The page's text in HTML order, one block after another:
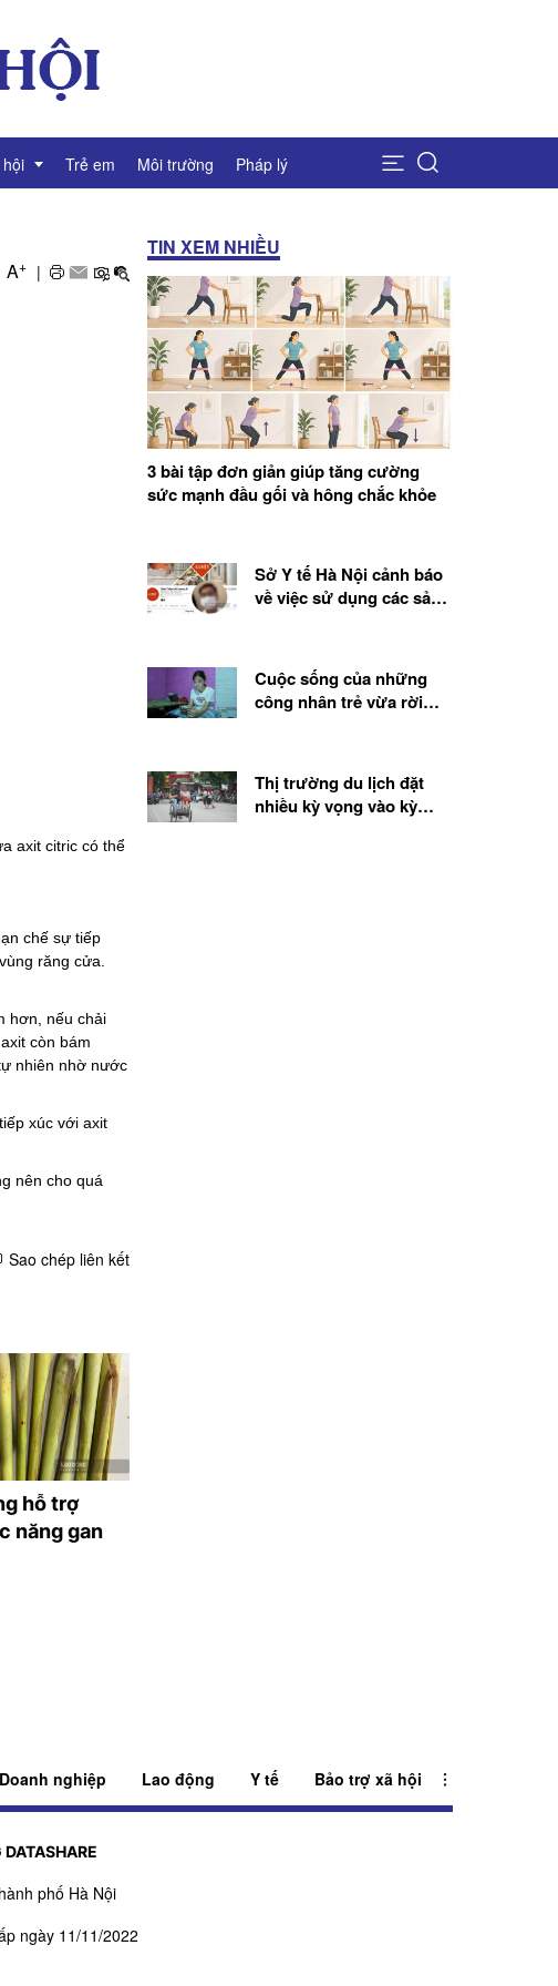
Trẻ em Môi trường Pháp lý
A+ |
axit citric có thể
chế sự tiếp
răng cửa.
hơn, nếu chải
còn bám
nhiên nhờ nước
xúc với axit
nên cho quá
Sao chép liên kết
hỗ trợ
năng gan
TIN XEM NHIỀU
3 bài tập đơn giản giúp tăng cường
sức mạnh đầu gối và hông chắc khỏe
Sở Y tế Hà Nội cảnh báo
về việc sử dụng các sản
Cuộc sống của những
công nhân trẻ vừa rời
Thị trường du lịch đặt
nhiều kỳ vọng vào kỳ
Doanh nghiệp Lao động Y tế Bảo trợ xã hội
phố Hà Nội
ngày 11/11/2022